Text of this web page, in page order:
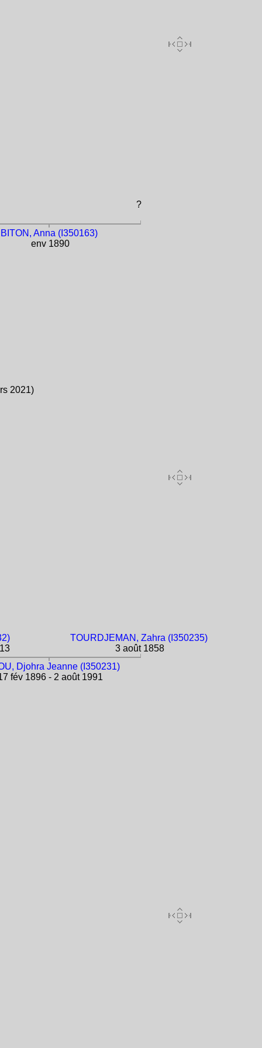
?
BITON, Anna (I350163)
env 1890
2021)
TOURDJEMAN, Zahra (I350235)
3 août 1858
Djohra Jeanne (I350231)
fév 1896 - 2 août 1991